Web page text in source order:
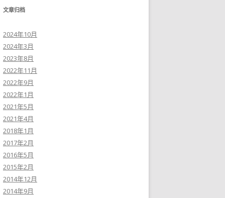
文章归档
2024年10月
2024年3月
2023年8月
2022年11月
2022年9月
2022年1月
2021年5月
2021年4月
2018年1月
2017年2月
2016年5月
2015年2月
2014年12月
2014年9月